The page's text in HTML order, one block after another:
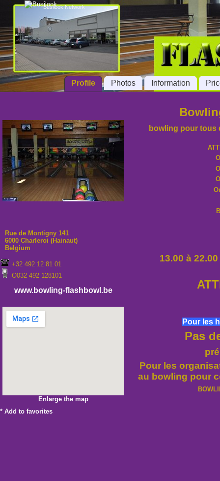
Busilook Network
Profile Photos Information
Rue de Montigny 141
6000 Charleroi (Hainaut)
Belgium
+32 492 12 81 01
O032 492 128101
www.bowling-flashbowl.be
Enlarge the map
* Add to favorites
bowling pour tous
13.00 à
Pour les
Pas
Pour les
au bowling pour